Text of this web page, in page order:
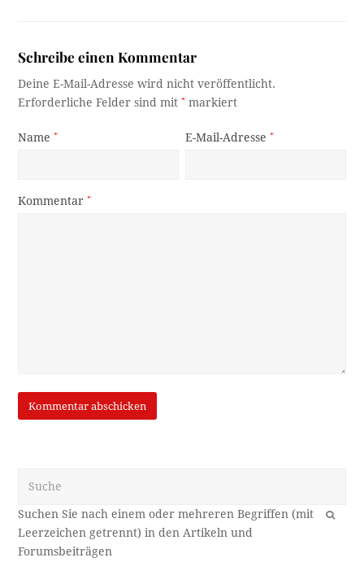
Schreibe einen Kommentar
Deine E-Mail-Adresse wird nicht veröffentlicht.
Erforderliche Felder sind mit* markiert
Name* E-Mail-Adresse*
Kommentar*
OK